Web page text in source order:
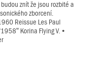
znít že jsou rozbité a
zborcení.
Reissue Les Paul
Korina Flying V. •